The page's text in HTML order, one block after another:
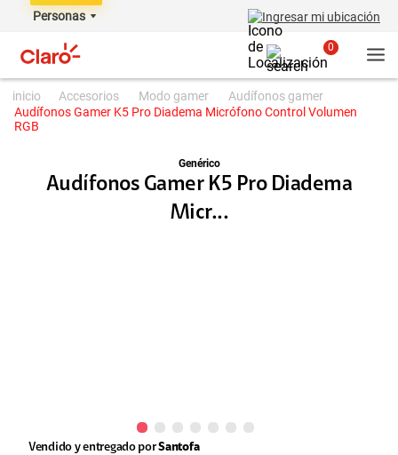
Personas Ingresar mi ubicación
0
accesorios modo gamer
audífonos gamer
Audífonos Gamer K5 Pro Diadema Micrófono Control Volumen
RGB
Genérico
Audífonos Gamer K5 Pro Diadema
Micr...
Vendido y entregado porSantofa